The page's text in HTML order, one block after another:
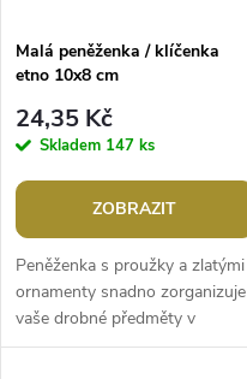
Malá peněženka / klíčenka
etno 10x8 cm
24,35 Kč
Skladem 147 ks
ZOBRAZIT
Peněženka s proužky a zlatými
ornamenty snadno zorganizuje
vaše drobné předměty v
kabelce. Je praktickým